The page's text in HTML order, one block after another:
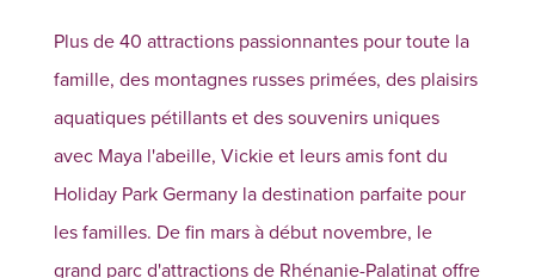
Plus de 40 attractions passionnantes pour toute la
famille, des montagnes russes primées, des plaisirs
aquatiques pétillants et des souvenirs uniques
avec Maya l'abeille, Vickie et leurs amis font du
Holiday Park Germany la destination parfaite pour
les familles. De fin mars à début novembre, le
grand parc d'attractions de Rhénanie-Palatinat offre